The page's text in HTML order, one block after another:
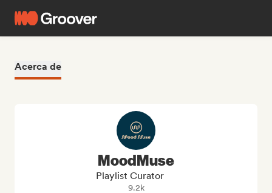
Acerca de
MoodMuse
Playlist Curator
9.2k